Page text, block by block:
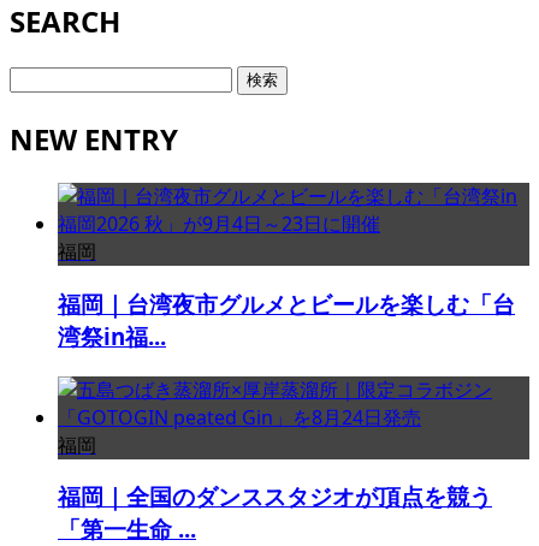
SEARCH
検
NEW ENTRY
福岡
福岡｜台湾夜市グルメとビールを楽しむ「台
湾祭in福...
福岡
福岡｜全国のダンススタジオが頂点を競う
「第一生命 ...